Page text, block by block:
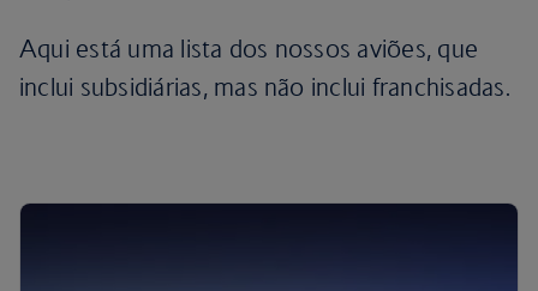
Aqui está uma lista dos nossos aviões, que
inclui subsidiárias, mas não inclui franchisadas.